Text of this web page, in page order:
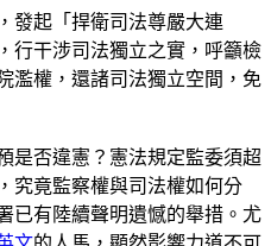
發起「捍衛司法尊嚴大連
行干涉司法獨立之實，呼籲檢
濫權，還諸司法獨立空間，免
是否違憲？憲法規定監委須超
究竟監察權與司法權如何分
已有陸續聲明遺憾的舉措。尤